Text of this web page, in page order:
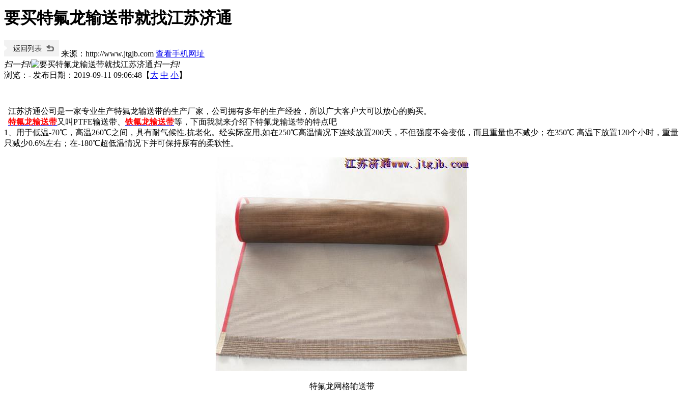
要买特氟龙输送带就找江苏济通
来源：http://www.jtgjb.com 查看手机网址
扫一扫!
扫一扫!
浏览： - 发布日期：2019-09-11 09:06:48【 大 中 小】
江苏济通公司是一家专业生产特氟龙输送带的生产厂家，公司拥有多年的生产经验，所以广大客户大可以放心的购买。
特氟龙输送带又叫PTFE输送带、 铁氟龙输送带等，下面我就来介绍下特氟龙输送带的特点吧
1、用于低温-70℃，高温260℃之间，具有耐气候性,抗老化。经实际应用,如在250℃高温情况下连续放置200天，不但强度不会变低，而且重量也不减少；在350℃ 高温下放置120个小时，重量
只减少0.6%左右；在-180℃超低温情况下并可保持原有的柔软性。
特氟龙网格输送带